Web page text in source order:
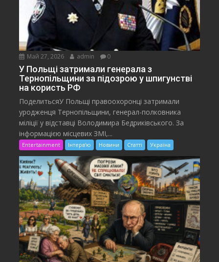
Май 27, 2026 admin 0
У Польщі затримали генерала з
Тернопільщини за підозрою у шпигунстві
на користь РФ
ПоделитьсяУ Польщі правоохоронці затримали
уродженця Тернопільщини, генерал-полковника
міліції у відставці Володимира Бедриківського. За
інформацією місцевих ЗМІ,...
Entertainment Інтерв'ю Новини Статті Україна